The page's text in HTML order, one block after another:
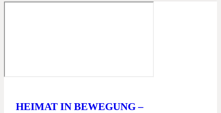
HEIMAT IN BEWEGUNG –